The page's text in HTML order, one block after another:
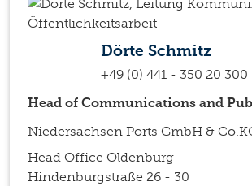
Dörte Schmitz
+49 (0) 441 - 350 20 300
Head of Communications and
Niedersachsen Ports GmbH &
Head Office Oldenburg
Hindenburgstraße 26 - 30